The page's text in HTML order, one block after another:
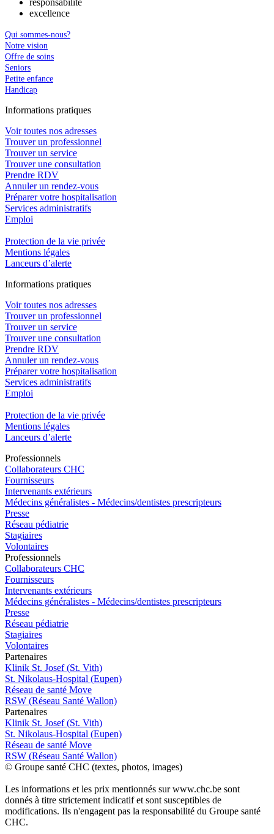
excellence
Qui sommes-nous?
Notre vision
Offre de soins
Seniors
Petite enfance
Handicap
Informations pratiques
Voir toutes nos adresses
Trouver un professionnel
Trouver un service
Trouver une consultation
Prendre RDV
Annuler un rendez-vous
Préparer votre hospitalisation
Services administratifs
Emploi​
Protection de la vie privée
Mentions légales
Lanceurs d’alerte
Informations pratiques
Voir toutes nos adresses
Trouver un professionnel
Trouver un service
Trouver une consultation
Prendre RDV
Annuler un rendez-vous
Préparer votre hospitalisation
Services administratifs
Emploi​
Protection de la vie privée
Mentions légales
Lanceurs d’alerte
Professionnels
Collaborateurs CHC
Fournisseurs
Intervenants extérieurs
Médecins généralistes - Médecins/dentistes prescripteurs
Presse
Réseau pédiatrie
Stagiaires
Volontaires
Professionnels
Collaborateurs CHC
Fournisseurs
Intervenants extérieurs
Médecins généralistes - Médecins/dentistes prescripteurs
Presse
Réseau pédiatrie
Stagiaires
Volontaires
Partenaires
Klinik St. Josef (St. Vith)
St. Nikolaus-Hospital (Eupen)
Réseau de santé Move
RSW (Réseau Santé Wallon)
Partenaires
Klinik St. Josef (St. Vith)
St. Nikolaus-Hospital (Eupen)
Réseau de santé Move
RSW (Réseau Santé Wallon)
© Groupe santé CHC (textes, photos, images)
Les informations et les prix mentionnés sur www.chc.be sont
donnés à titre strictement indicatif et sont susceptibles de
modifications. Ils n'engagent pas la responsabilité du Groupe santé
CHC.